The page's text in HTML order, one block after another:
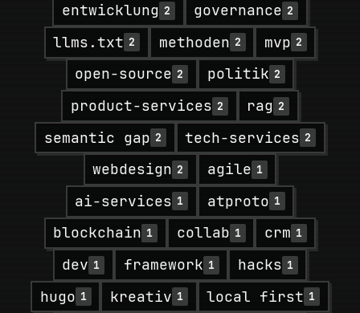
entwicklung 2 governance 2
llms.txt 2 methoden 2 mvp 2
open-source 2 politik 2
product-services 2 rag 2
semantic gap 2 tech-services 2
webdesign 2 agile 1
ai-services 1 atproto 1
blockchain 1 collab 1 crm 1
dev 1 framework 1 hacks 1
hugo 1 kreativ 1 local first 1